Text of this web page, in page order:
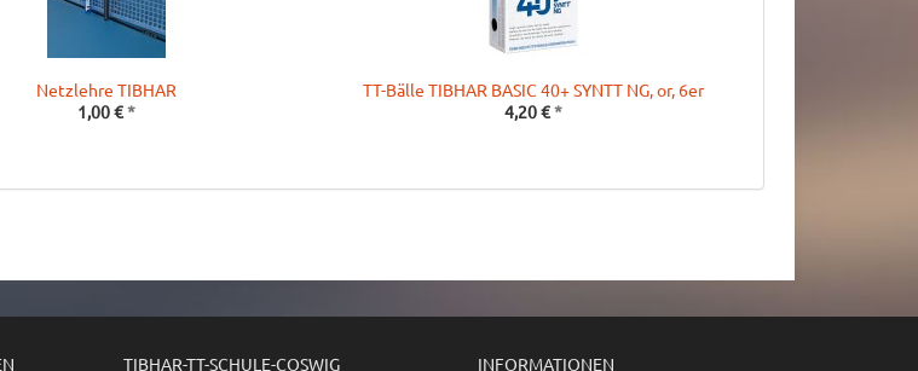
Netzlehre TIBHAR
1,00 €*
TT-Bälle TIBHAR BASIC 40+ SYNTT NG, or, 6er
4,20 €*
TIBHAR-TT-SCHULE-COSWIG INFORMATIONEN